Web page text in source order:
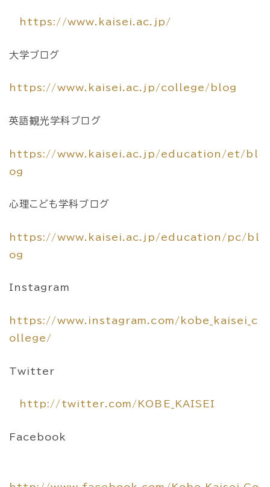
https://www.kaisei.ac.jp/
大学ブログ
https://www.kaisei.ac.jp/college/blog
英語観光学科ブログ
https://www.kaisei.ac.jp/education/et/bl
og
心理こども学科ブログ
https://www.kaisei.ac.jp/education/pc/bl
og
Instagram
https://www.instagram.com/kobe_kaisei_c
ollege/
Twitter
http://twitter.com/KOBE_KAISEI
Facebook